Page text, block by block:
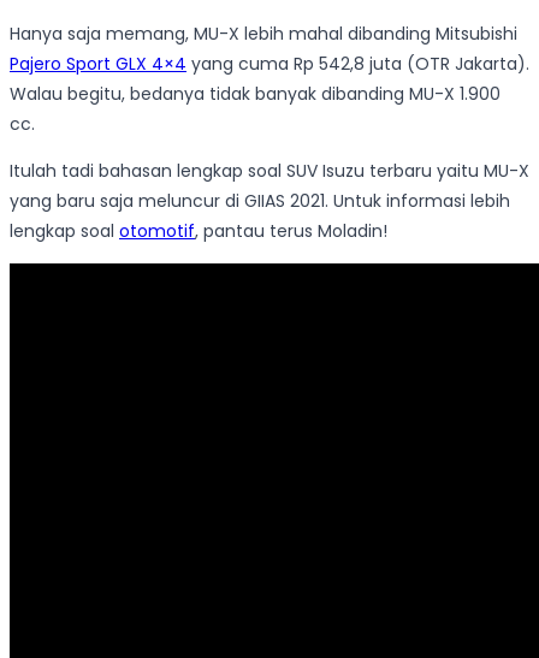
Hanya saja memang, MU-X lebih mahal dibanding Mitsubishi
Pajero Sport GLX 4×4 yang cuma Rp 542,8 juta (OTR Jakarta).
Walau begitu, bedanya tidak banyak dibanding MU-X 1.900
cc.
Itulah tadi bahasan lengkap soal SUV Isuzu terbaru yaitu MU-X
yang baru saja meluncur di GIIAS 2021. Untuk informasi lebih
lengkap soal otomotif, pantau terus Moladin!